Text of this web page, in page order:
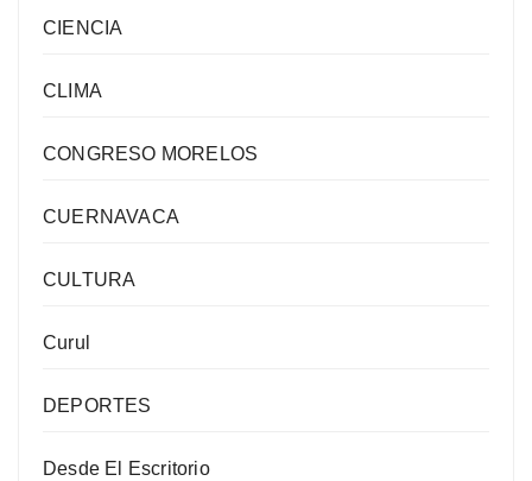
CIENCIA
CLIMA
CONGRESO MORELOS
CUERNAVACA
CULTURA
Curul
DEPORTES
Desde El Escritorio